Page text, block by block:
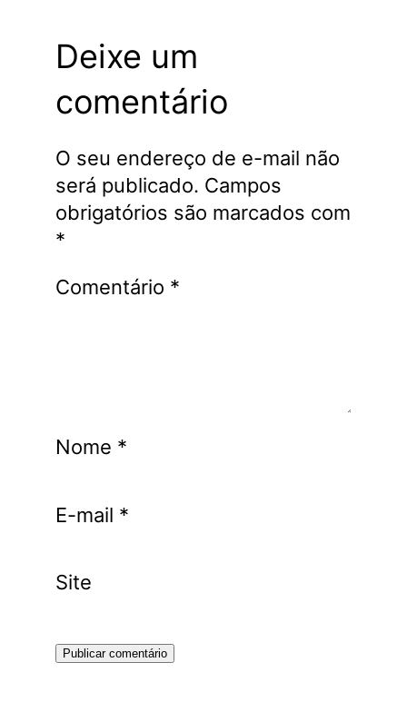
Deixe um
comentário
O seu endereço de e-mail não
será publicado. Campos
obrigatórios são marcados com
*
Comentário *
Nome *
E-mail *
Site